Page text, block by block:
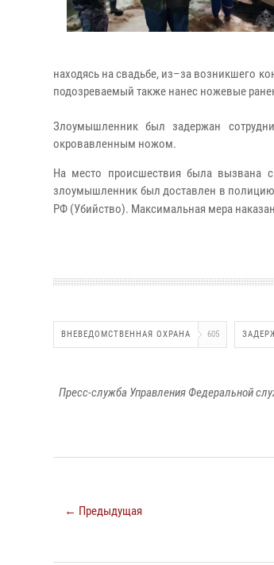
находясь на свадьбе, из–за возникшего
подозреваемый также нанес ножевые
Злоумышленник был задержан
окровавленным ножом.
На место происшествия была вызвана
злоумышленник был доставлен в
РФ (Убийство). Максимальная мера
ВНЕВЕДОМСТВЕННАЯ ОХРАНА 605
Пресс-служба Управления Федеральной
← Предыдущая